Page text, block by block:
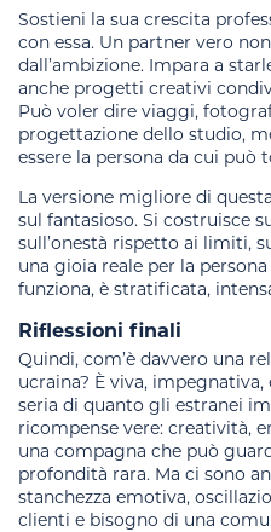
Sostieni la sua crescita
con essa. Un partner vero
dall’ambizione. Impara a
anche progetti creativi
Può voler dire viaggi,
progettazione dello studio,
essere la persona da cui può
La versione migliore di
sul fantasioso. Si costruisce
sull’onestà rispetto ai limiti,
una gioia reale per la
funziona, è stratificata,
Riflessioni finali
Quindi, com’è davvero una
ucraina? È viva,
seria di quanto gli estranei
ricompense vere: creatività,
una compagna che può
profondità rara. Ma ci sono
stanchezza emotiva,
clienti e bisogno di una